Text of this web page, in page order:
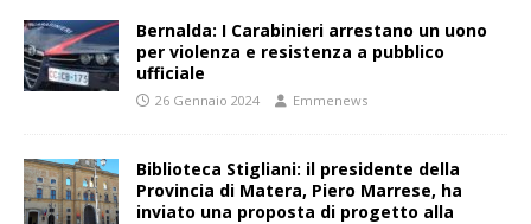
Bernalda: I Carabinieri arrestano un uono
per violenza e resistenza a pubblico
ufficiale
26 Gennaio 2024 Emmenews
Biblioteca Stigliani: il presidente della
Provincia di Matera, Piero Marrese, ha
inviato una proposta di progetto alla